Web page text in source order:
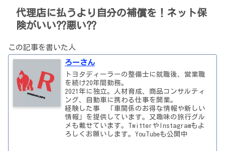
代理店に払うより自分の補償を！ネット保
険がいい⁇悪い⁇
この記事を書いた人
ろーさん
トヨタディーラーの整備士に就職後、営業職
を続け20年間勤務。
2021年に独立。人材育成、商品コンサルティ
ング、自動車に携わる仕事を開業。
経験した事 「車関係のお得な情報や新しい
情報」を提供しています。又趣味の旅行グル
メも載せています。TwitterやInstagramもよ
ろしくお願いします。YouTubeも公開中